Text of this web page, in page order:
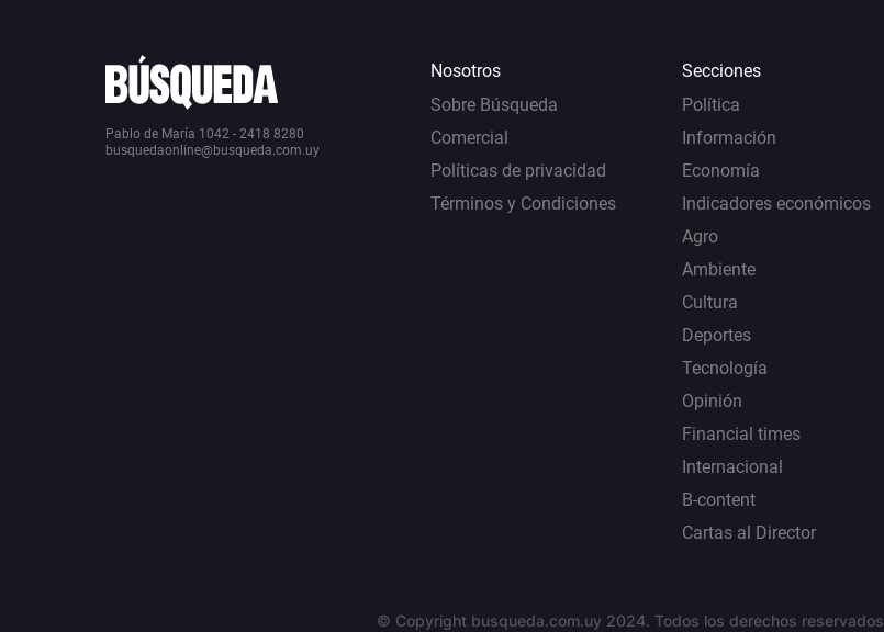
Pablo de María 1042 - 2418 8280
busquedaonline@busqueda.com.uy
Nosotros
Sobre Búsqueda
Comercial
Políticas de privacidad
Términos y Condiciones
Secciones
Política
Información
Economía
Indicadores económicos
Agro
Ambiente
Cultura
Deportes
Tecnología
Opinión
Financial times
Internacional
B-content
Cartas al Director
© Copyright busqueda.com.uy 2024. Todos los derechos reservados